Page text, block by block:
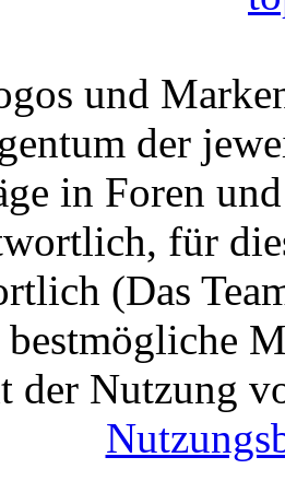
und
der
in Foren
für
(Das
bestmögliche
der Nutzung